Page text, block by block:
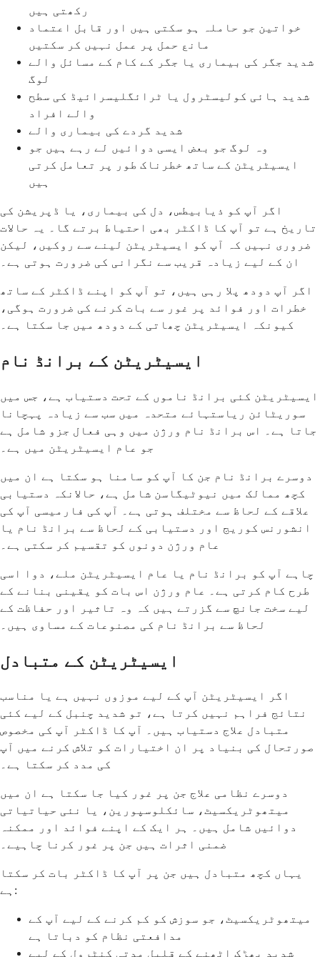
رکھتی ہیں
خواتین جو حاملہ ہو سکتی ہیں اور قابل اعتماد
مانع حمل پر عمل نہیں کر سکتیں
شدید جگر کی بیماری یا جگر کے کام کے مسائل والے
لوگ
شدید ہائی کولیسٹرول یا ٹرائگلیسرائیڈ کی سطح
والے افراد
شدید گردے کی بیماری والے
وہ لوگ جو بعض ایسی دوائیں لے رہے ہیں جو
ایسیٹریٹن کے ساتھ خطرناک طور پر تعامل کرتی
ہیں
اگر آپ کو ذیابیطس، دل کی بیماری، یا ڈپریشن کی
تاریخ ہے تو آپ کا ڈاکٹر بھی احتیاط برتے گا۔ یہ حالات
ضروری نہیں کہ آپ کو ایسیٹریٹن لینے سے روکیں، لیکن
ان کے لیے زیادہ قریب سے نگرانی کی ضرورت ہوتی ہے۔
اگر آپ دودھ پلا رہی ہیں، تو آپ کو اپنے ڈاکٹر کے ساتھ
خطرات اور فوائد پر غور سے بات کرنے کی ضرورت ہوگی،
کیونکہ ایسیٹریٹن چھاتی کے دودھ میں جا سکتا ہے۔
ایسیٹریٹن کے برانڈ نام
ایسیٹریٹن کئی برانڈ ناموں کے تحت دستیاب ہے، جس میں
سوریٹائن ریاستہائے متحدہ میں سب سے زیادہ پہچانا
جاتا ہے۔ اس برانڈ نام ورژن میں وہی فعال جزو شامل ہے
جو عام ایسیٹریٹن میں ہے۔
دوسرے برانڈ نام جن کا آپ کو سامنا ہو سکتا ہے ان میں
کچھ ممالک میں نیوٹیگاسن شامل ہے، حالانکہ دستیابی
علاقے کے لحاظ سے مختلف ہوتی ہے۔ آپ کی فارمیسی آپ کی
انشورنس کوریج اور دستیابی کے لحاظ سے برانڈ نام یا
عام ورژن دونوں کو تقسیم کر سکتی ہے۔
چاہے آپ کو برانڈ نام یا عام ایسیٹریٹن ملے، دوا اسی
طرح کام کرتی ہے۔ عام ورژن اس بات کو یقینی بنانے کے
لیے سخت جانچ سے گزرتے ہیں کہ وہ تاثیر اور حفاظت کے
لحاظ سے برانڈ نام کی مصنوعات کے مساوی ہیں۔
ایسیٹریٹن کے متبادل
اگر ایسیٹریٹن آپ کے لیے موزوں نہیں ہے یا مناسب
نتائج فراہم نہیں کرتا ہے، تو شدید چنبل کے لیے کئی
متبادل علاج دستیاب ہیں۔ آپ کا ڈاکٹر آپ کی مخصوص
صورتحال کی بنیاد پر ان اختیارات کو تلاش کرنے میں آپ
کی مدد کر سکتا ہے۔
دوسرے نظامی علاج جن پر غور کیا جا سکتا ہے ان میں
میتھوٹریکسیٹ، سائکلوسپورین، یا نئی حیاتیاتی
دوائیں شامل ہیں۔ ہر ایک کے اپنے فوائد اور ممکنہ
ضمنی اثرات ہیں جن پر غور کرنا چاہیے۔
یہاں کچھ متبادل ہیں جن پر آپ کا ڈاکٹر بات کر سکتا
ہے:
میتھوٹریکسیٹ، جو سوزش کو کم کرنے کے لیے آپ کے
مدافعتی نظام کو دباتا ہے
شدید بھڑک اٹھنے کے قلیل مدتی کنٹرول کے لیے